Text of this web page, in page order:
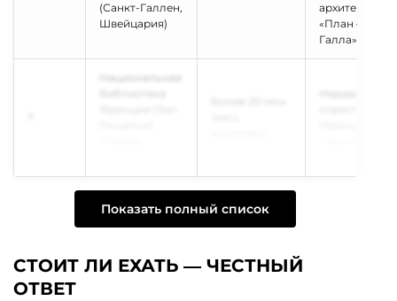
(Санкт-Галлен,
Швейцария)
«План
Галла»
Показать полный список
СТОИТ ЛИ ЕХАТЬ — ЧЕСТНЫЙ
ОТВЕТ